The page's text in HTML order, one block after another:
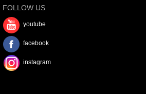
FOLLOW US
youtube
facebook
instagram